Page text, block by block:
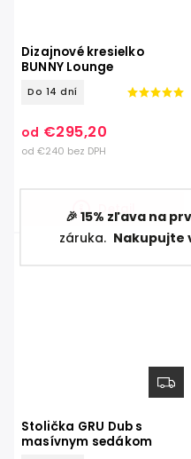
🎉 15% zľava na
záruka. Nakupujte
Dizajnové kresielko
BUNNY Lounge
Do 14 dní
od €240 bez DPH
od €295,20
Detail
Stolička GRU Dub s
masívnym sedákom